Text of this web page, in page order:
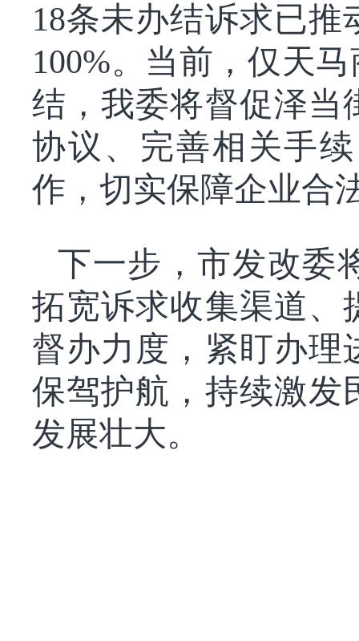
18条未办结诉求已
100%。当前，仅天
结，我委将督促泽当
协议、完善相关手
作，切实保障企业合
下一步，市发改委
拓宽诉求收集渠道、
督办力度，紧盯办理
保驾护航，持续激发
发展壮大。